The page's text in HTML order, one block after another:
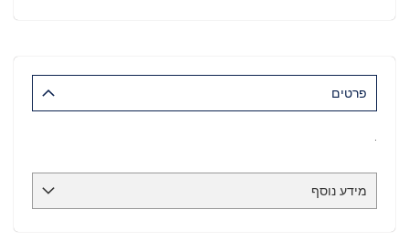
פרטים
.
מידע נוסף